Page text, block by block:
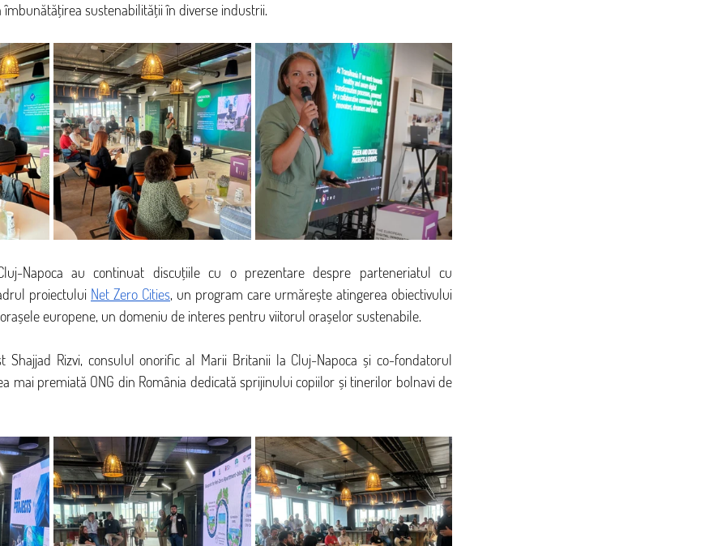
sustenabilității în diverse industrii.
Napoca au continuat discuțiile cu o prezentare despre parteneriatul cu
proiectului Net Zero Cities, un program care urmărește atingerea obiectivului
europene, un domeniu de interes pentru viitorul orașelor sustenabile.
Shajjad Rizvi, consulul onorific al Marii Britanii la Cluj-Napoca și co-fondatorul
mai premiată ONG din România dedicată sprijinului copiilor și tinerilor bolnavi de